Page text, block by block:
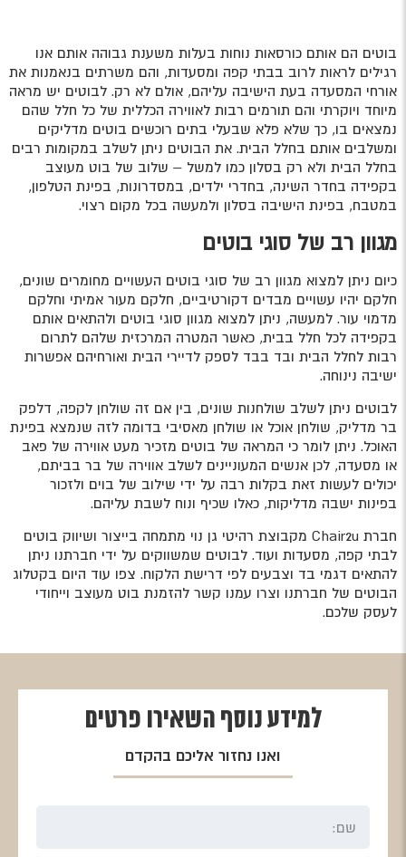
בוטים הם אותם כורסאות נוחות בעלות משענת גבוהה אותם אנו
רגילים לראות לרוב בבתי קפה ומסעדות, והם משרתים בנאמנות את
אורחי המסעדה בעת הישיבה עליהם, אולם לא רק. לבוטים יש מראה
מיוחד ויוקרתי והם תורמים רבות לאווירה הכללית של כל חלל שהם
נמצאים בו, כך שלא פלא שבעלי בתים רוכשים בוטים מדליקים
ומשלבים אותם בחלל הבית. את הבוטים ניתן לשלב במקומות רבים
בחלל הבית ולא רק בסלון כמו למשל – שלוב של בוט מעוצב
בקפידה בחדר השינה, בחדרי ילדים, במסדרונות, בפינת הטלפון,
במטבח, בפינת הישיבה בסלון ולמעשה בכל מקום רצוי.
מגוון רב של סוגי בוטים
כיום ניתן למצוא מגוון רב של סוגי בוטים העשויים מחומרים שונים,
חלקם יהיו עשויים מבדים דקורטיביים, חלקם מעור אמיתי וחלקם
מדמוי עור. למעשה, ניתן למצוא מגוון סוגי בוטים ולהתאים אותם
בקפידה לכל חלל בבית, כאשר המטרה המרכזית שלהם לתרום
רבות לחלל הבית ובד בבד לספק לדיירי הבית ואורחיהם אפשרות
ישיבה נינוחה.
לבוטים ניתן לשלב שולחנות שונים, בין אם זה שולחן לקפה, דלפק
בר מדליק, שולחן אוכל או שולחן מאסיבי בדומה לזה שנמצא בפינת
האוכל. ניתן לומר כי המראה של בוטים מזכיר מעט אווירה של פאב
או מסעדה, לכן אנשים המעוניינים לשלב אווירה של בר בביתם,
יכולים לעשות זאת בקלות רבה על ידי שילוב של בוים ולזכור
בפינות ישבה מדליקות, כאלו שכיף ונוח לשבת עליהם.
חברת Chair2u מקבוצת רהיטי גן נוי מתמחה בייצור ושיווק בוטים
לבתי קפה, מסעדות ועוד. לבוטים שמשווקים על ידי חברתנו ניתן
להתאים דגמי בד וצבעים לפי דרישת הלקוח. צפו עוד היום בקטלוג
הבוטים של חברתנו וצרו עמנו קשר להזמנת בוט מעוצב וייחודי
לעסק שלכם.
למידע נוסף השאירו פרטים
ואנו נחזור אליכם בהקדם